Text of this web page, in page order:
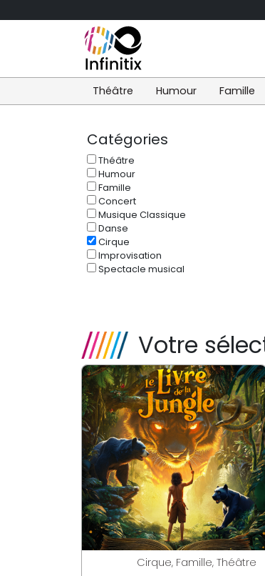
Théâtre Humour Famille
Catégories
Théâtre
Humour
Famille
Concert
Musique Classique
Danse
Cirque
Improvisation
Spectacle musical
Votre
Cirque, Famille, Théâtre